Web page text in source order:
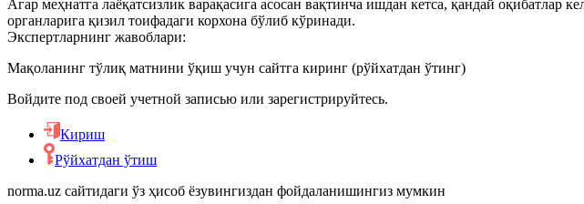
Чет эллик шахсларни ишга жойлаштириш
Ходимларни аттестациядан ўтказиш
Кадрлар ишини юритиш
Агар меҳнатга лаёқатсизлик варақасига асосан вақтинча ишдан кетса, қандай
органларига қизил тоифадаги корхона бўлиб кўринади.
Экспертларнинг жавоблари:
Мақоланинг тўлиқ матнини ўқиш учун сайтга киринг (рўйхатдан ўтинг)
Войдите под своей учетной записью или зарегистрируйтесь.
Кириш
Рўйхатдан ўтиш
norma.uz сайтидаги ўз ҳисоб ёзувингиздан фойдаланишингиз мумкин